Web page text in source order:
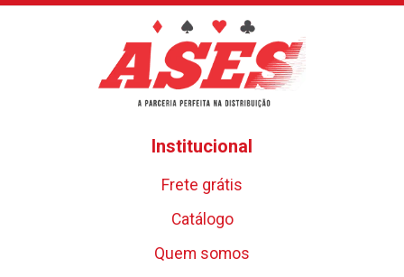
Institucional
Frete grátis
Catálogo
Quem somos